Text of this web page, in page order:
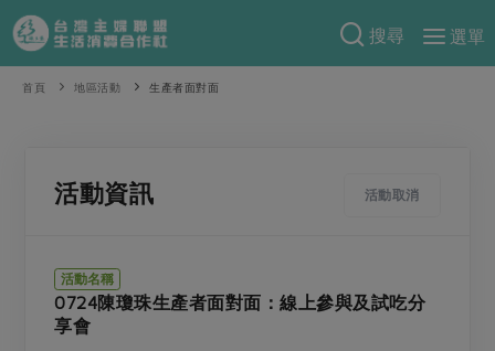
搜尋
選單
產品分類
芽苗類
奶蛋豆・五穀
食材
麵食
肉食
特別企畫
把最好的台灣味帶回家！
防災用品預購圓滿結束
觀點文章
關於合作社
首頁 地區活動 生產者面對面
活動取消
活動資訊
活動名稱
0724陳瓊珠生產者面對面：線上參與及試吃分
享會